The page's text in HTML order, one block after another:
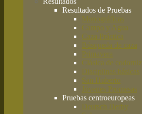
Resultados de Pruebas
Monográficas
Campo y Agua
Caza Práctica
Búsqueda de caza
Primavera
Clásica de codorniz
Disciplinas básicas
San Huberto
Jóvenes Promesas
Pruebas centroeuropeas
Deutsch Derby